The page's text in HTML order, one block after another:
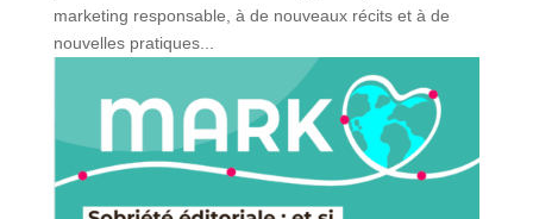
marketing responsable, à de nouveaux récits et à de
nouvelles pratiques...